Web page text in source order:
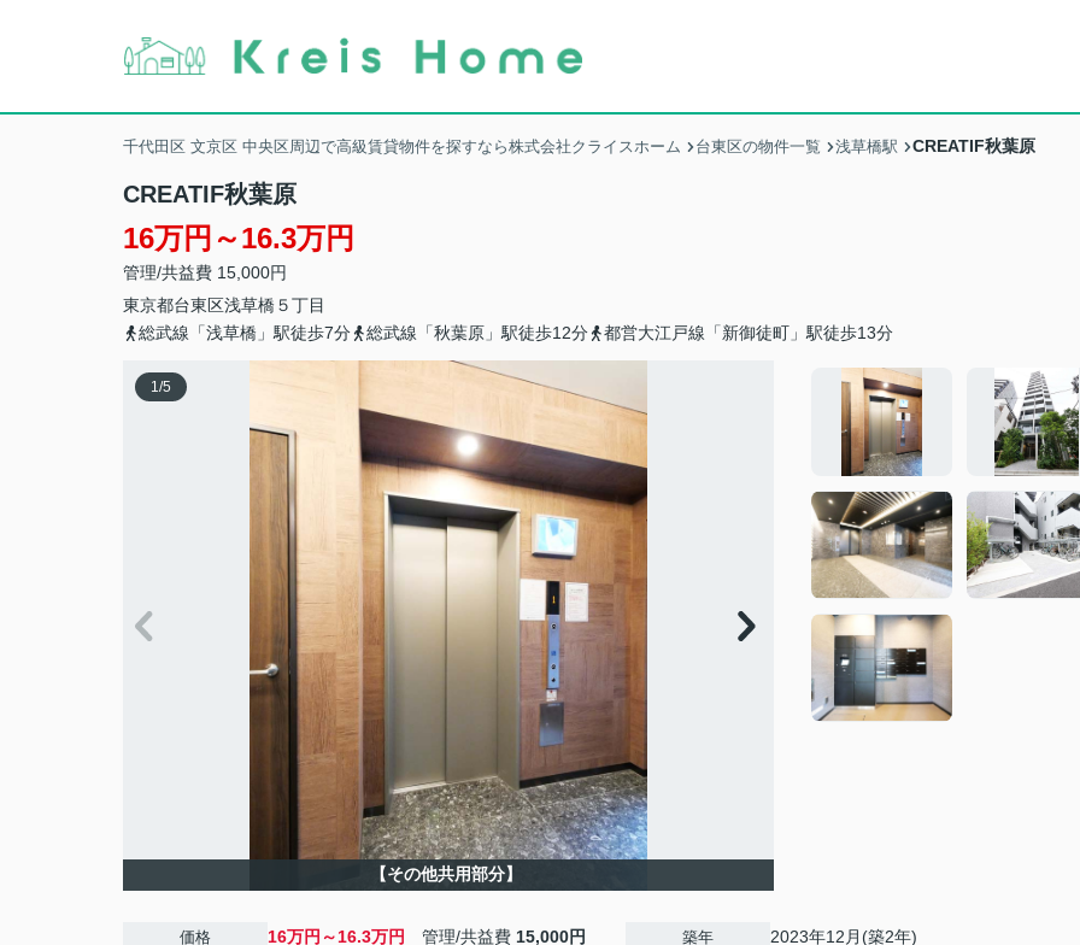
千代田区 文京区 中央区周辺で高級賃貸物件を探すなら株式会社クライスホーム 台東区の物件一覧 浅草橋駅 CREATIF秋葉原
CREATIF秋葉原
16万円～16.3万円
管理/共益費 15,000円
東京都台東区浅草橋５丁目
総武線「浅草橋」駅徒歩7分
総武線「秋葉原」駅徒歩12分 都営大江戸線「新御徒町」駅徒歩13分
1/5
【その他共用部分】
価格 16万円～16.3万円 管理/共益費 15,000円 築年 2023年12月(築2年)